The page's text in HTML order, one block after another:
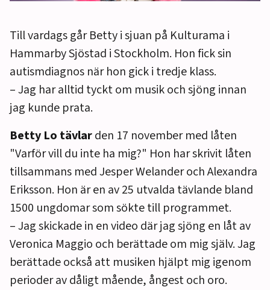
Till vardags går Betty i sjuan på Kulturama i
Hammarby Sjöstad i Stockholm. Hon fick sin
autismdiagnos när hon gick i tredje klass.
– Jag har alltid tyckt om musik och sjöng innan
jag kunde prata.
Betty Lo tävlarden 17 november med låten
"Varför vill du inte ha mig?" Hon har skrivit låten
tillsammans med Jesper Welander och Alexandra
Eriksson. Hon är en av 25 utvalda tävlande bland
1500 ungdomar som sökte till programmet.
– Jag skickade in en video där jag sjöng en låt av
Veronica Maggio och berättade om mig själv. Jag
berättade också att musiken hjälpt mig igenom
perioder av dåligt mående, ångest och oro.